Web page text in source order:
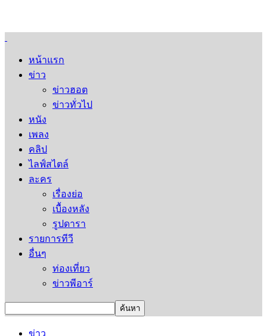
หน้าแรก
ข่าว
ข่าวฮอต
ข่าวทั่วไป
หนัง
เพลง
คลิป
ไลฟ์สไตล์
ละคร
เรื่องย่อ
เบื้องหลัง
รูปดารา
รายการทีวี
อื่นๆ
ท่องเที่ยว
ข่าวพีอาร์
ข่าว